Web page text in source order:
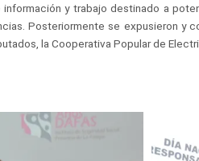
y trabajo destinado a
Posteriormente se expusieron y
la Cooperativa Popular de